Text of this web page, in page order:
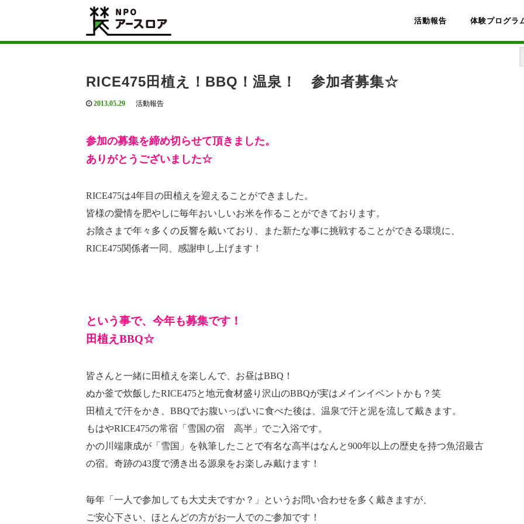
活動報告 体験プログラ
Home 活動報告
RICE475田植え！BBQ！温泉！ 参加者募集☆
2013.05.29 活動報告
参加の募集を締め切らせて頂きました。
ありがとうございました☆
RICE475は4年目の田植えを迎えることができました。
皆様の愛情を肥やしに毎年おいしいお米を作ることができております。
お陰さまで年々多くの反響を戴いており、また新たな事に挑戦することができる環境に、
RICE475関係者一同、感謝申し上げます！
という事で、今年も募集です！
田植えBBQ☆
皆さんと一緒に田植えを楽しんで、お昼はBBQ！
ぬか釜で炊飯したRICE475と地元食材盛り沢山のBBQが実はメインイベントかも？笑
田植えで汗をかき、BBQでお腹いっぱいに食べた後は、温泉で汗と泥を流して戴きます。
もはやRICE475の常宿「雪国の宿 高半」でご入浴です。
かの川端康成が「雪国」を執筆したことで有名な高半はなんと900年以上の歴史を持つ魚沼最古
の宿。奇跡の43度で湧き出る源泉をお楽しみ戴けます！
毎年「一人で参加しても大丈夫ですか？」というお問い合わせを多く戴きますが、
ご安心下さい、ほとんどの方がお一人でのご参加です！